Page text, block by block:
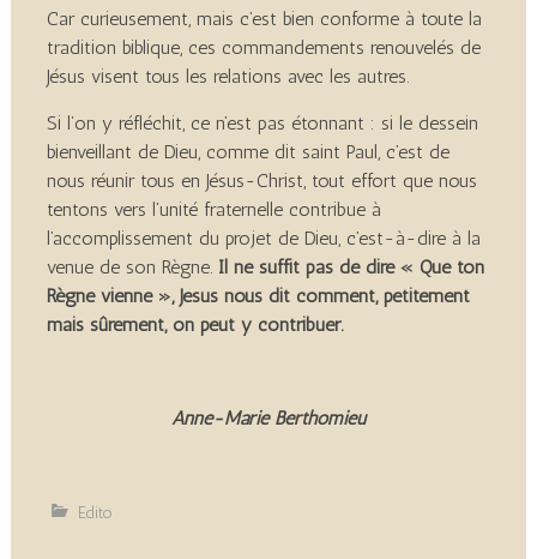
Car curieusement, mais c’est bien conforme à toute la
tradition biblique, ces commandements renouvelés de
Jésus visent tous les relations avec les autres.
Si l’on y réfléchit, ce n’est pas étonnant : si le dessein
bienveillant de Dieu, comme dit saint Paul, c’est de
nous réunir tous en Jésus-Christ, tout effort que nous
tentons vers l’unité fraternelle contribue à
l’accomplissement du projet de Dieu, c’est-à-dire à la
venue de son Règne. Il ne suffit pas de dire « Que ton
Règne vienne », Jésus nous dit comment, petitement
mais sûrement, on peut y contribuer.
Anne-Marie Berthomieu
Edito